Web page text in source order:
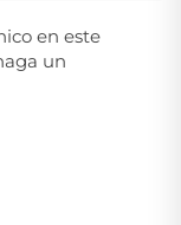
en este
un